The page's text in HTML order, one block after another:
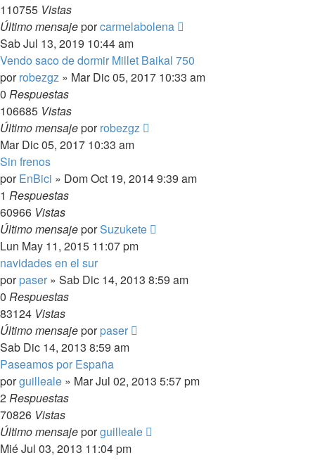
110755 Vistas
Último mensajeporcarmelabolena
Sab Jul 13, 2019 10:44 am
Vendo saco de dormir Millet Baikal 750
porrobezgz » Mar Dic 05, 2017 10:33 am
0 Respuestas
106685 Vistas
Último mensajeporrobezgz
Mar Dic 05, 2017 10:33 am
Sin frenos
porEnBici » Dom Oct 19, 2014 9:39 am
1 Respuestas
60966 Vistas
Último mensajeporSuzukete
Lun May 11, 2015 11:07 pm
navidades en el sur
porpaser » Sab Dic 14, 2013 8:59 am
0 Respuestas
83124 Vistas
Último mensajeporpaser
Sab Dic 14, 2013 8:59 am
Paseamos por España
porguilleale » Mar Jul 02, 2013 5:57 pm
2Respuestas
70826 Vistas
Último mensajeporguilleale
Mié Jul 03, 2013 11:04 pm